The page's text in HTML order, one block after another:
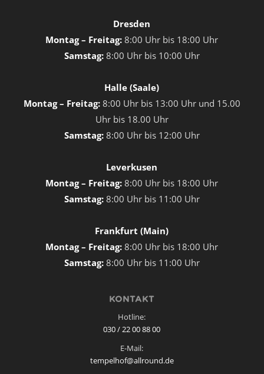
Dresden
Montag – Freitag:8:00 Uhr bis 18:00 Uhr
Samstag: 8:00 Uhr bis 10:00 Uhr
Halle (Saale)
Montag – Freitag: 8:00 Uhr bis 13:00 Uhr und 15.00
Uhr bis 18.00 Uhr
Samstag: 8:00 Uhr bis 12:00 Uhr
Leverkusen
Montag – Freitag:8:00 Uhr bis 18:00 Uhr
Samstag: 8:00 Uhr bis 11:00 Uhr
Frankfurt (Main)
Montag – Freitag:8:00 Uhr bis 18:00 Uhr
Samstag: 8:00 Uhr bis 11:00 Uhr
KONTAKT
Hotline:
030 / 22 00 88 00
E-Mail:
tempelhof@allround.de